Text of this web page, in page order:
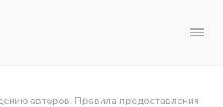
авторов. Правила предоставления